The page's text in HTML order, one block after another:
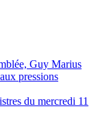
Guy Marius
pressions
du mercredi 11